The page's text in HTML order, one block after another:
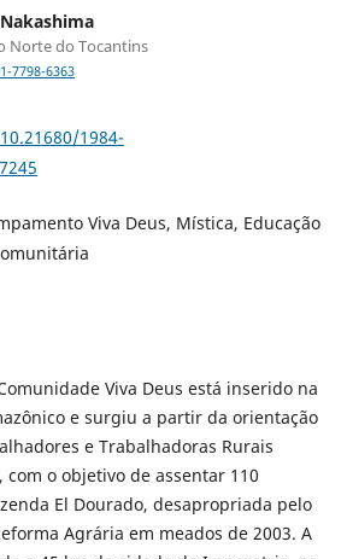
Norte do Tocantins
7798-6363
1984-
Viva Deus, Mística, Educação
Viva Deus está inserido na
e surgiu a partir da orientação
e Trabalhadoras Rurais
com o objetivo de assentar 110
El Dourado, desapropriada pelo
Agrária em meados de 2003. A